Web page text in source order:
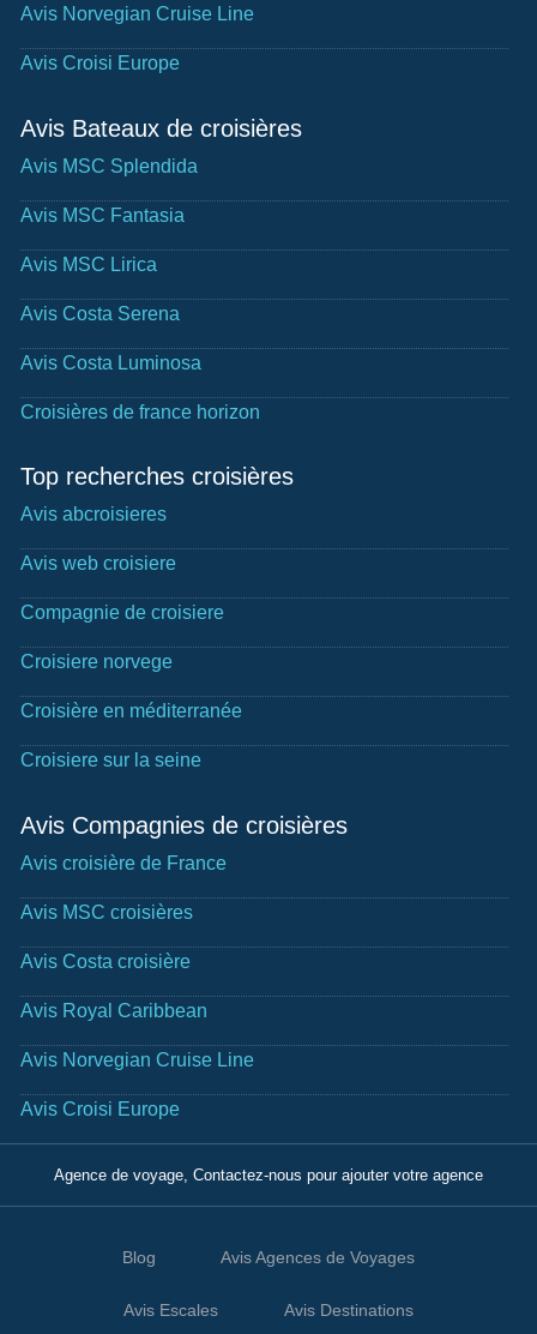
Avis Norvegian Cruise Line
Avis Croisi Europe
Avis Bateaux de croisières
Avis MSC Splendida
Avis MSC Fantasia
Avis MSC Lirica
Avis Costa Serena
Avis Costa Luminosa
Croisières de france horizon
Top recherches croisières
Avis abcroisieres
Avis web croisiere
Compagnie de croisiere
Croisiere norvege
Croisière en méditerranée
Croisiere sur la seine
Avis Compagnies de croisières
Avis croisière de France
Avis MSC croisières
Avis Costa croisière
Avis Royal Caribbean
Avis Norvegian Cruise Line
Avis Croisi Europe
Agence de voyage, Contactez-nous pour ajouter votre agence
Blog Avis Agences de Voyages
Avis Escales Avis Destinations